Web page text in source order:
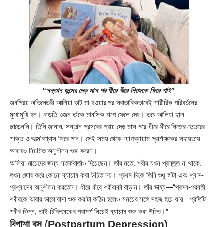
“সন্তান জন্মের দেড় মাস পর ধীরে ধীরে নিজেকে ফিরে পাই”
জনপ্রিয় অভিনেত্রী আলিয়া ভাট মা হওয়ার পর স্বাভাবিকভাবেই শারীরিক পরিবর্তনের
মুখোমুখি হন। বাড়তি ওজন তাঁকে মানসিক চাপে ফেলে দেয়। তবে আলিয়া হাল
ছাড়েননি। তিনি জানান, সন্তান প্রসবের প্রায় দেড় মাস পরে ধীরে ধীরে নিজের ভেতরের
শক্তি ও আত্মবিশ্বাস ফিরে পান। সেই সময় থেকে যোগব্যায়াম প্রশিক্ষকের সহায়তায়
আবারও নিয়মিত অনুশীলন শুরু করেন।
আলিয়া মায়েদের জন্য সতর্কবার্তাও দিয়েছেন। তাঁর মতে, শরীর যখন প্রস্তুত না থাকে,
তখন জোর করে কোনো ব্যায়াম করা উচিত নয়। প্রথম দিকে তিনি শুধু হাঁটা এবং শ্বাস-
প্রশ্বাসের অনুশীলন করতেন। ধীরে ধীরে শরীরচর্চা বাড়ান। তাঁর ভাষ্য—“প্রসব-পরবর্তী
শরীরকে আবার ভালোবাসা শুরু করাটা কঠিন হলেও সময়ের সঙ্গে সহজ হয়ে যায়। প্রতিটি
শরীর ভিন্ন, তাই চিকিৎসকের পরামর্শ নিয়েই ব্যায়াম শুরু করা উচিত।”
বিপাশা বসু (Postpartum Depression)